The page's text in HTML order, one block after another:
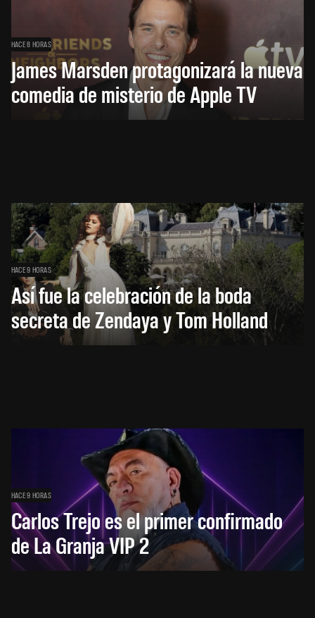
HACE 8 HORAS
James Marsden protagonizará la nueva
comedia de misterio de Apple TV
HACE 9 HORAS
Así fue la celebración de la boda
secreta de Zendaya y Tom Holland
HACE 9 HORAS
Carlos Trejo es el primer confirmado
de La Granja VIP 2